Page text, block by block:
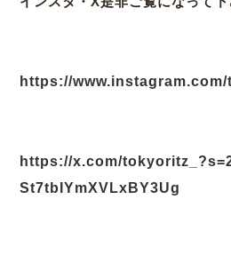
https://
https://x.com/
St7tbIYmXVLxBY3Ug